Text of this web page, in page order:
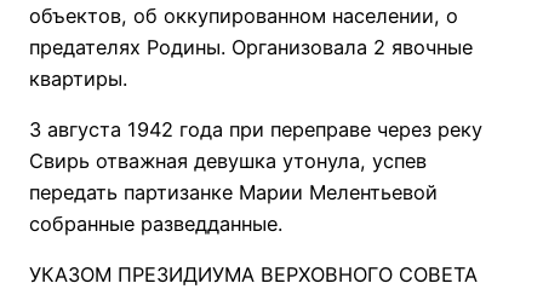
объектов, об оккупированном населении, о
предателях Родины. Организовала 2 явочные
квартиры.
3 августа 1942 года при переправе через реку
Свирь отважная девушка утонула, успев
передать партизанке Марии Мелентьевой
собранные разведданные.
УКАЗОМ ПРЕЗИДИУМА ВЕРХОВНОГО СОВЕТА